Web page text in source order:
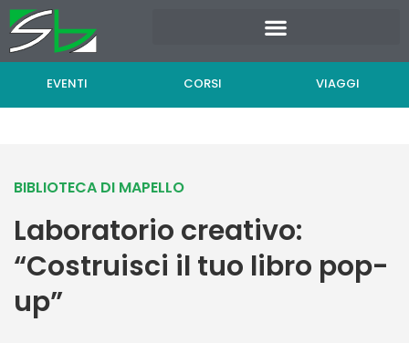
Vai
al
contenuto
EVENTI CORSI VIAGGI
BIBLIOTECA DI MAPELLO
Laboratorio creativo:
“Costruisci il tuo libro pop-
up”